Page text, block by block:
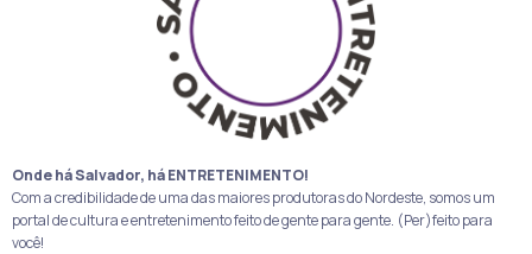
Onde há Salvador, há ENTRETENIMENTO!
Com a credibilidade de uma das maiores produtoras do Nordeste, somos um
portal de cultura e entretenimento feito de gente para gente. (Per)feito para
você!